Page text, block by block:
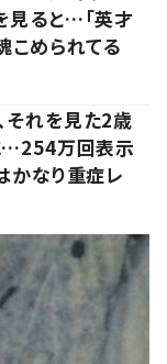
見ると…「英才
こめられてる
それを見た2歳
…254万回表示
かなり重症レ